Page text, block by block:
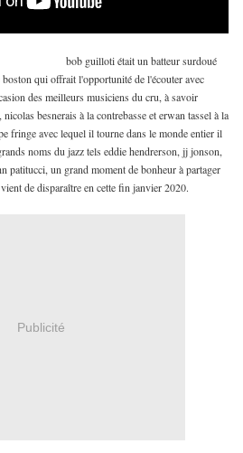
bob guilloti était un batteur surdoué
qui offrait l'opportunité de l'écouter avec
des meilleurs musiciens du cru, à savoir
besnerais à la contrebasse et erwan tassel à la
fringe avec lequel il tourne dans le monde entier il
noms du jazz tels eddie hendrerson, jj jonson,
patitucci, un grand moment de bonheur à partager
de disparaître en cette fin janvier 2020.
Publicité